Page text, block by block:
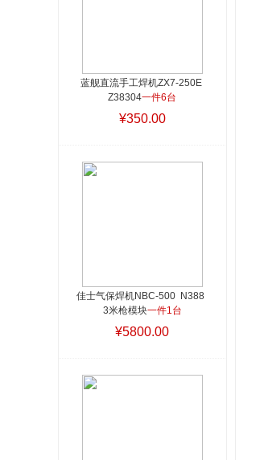
蓝舰直流手工焊机ZX7-250E
Z38304一件6台
¥350.00
佳士气保焊机NBC-500  N388
3米枪模块一件1台
¥5800.00